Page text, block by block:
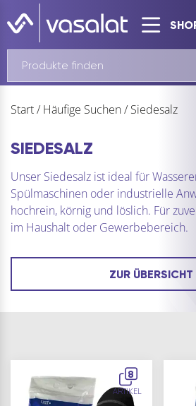
Start/ Häufige Suchen/ Siedesalz
SIEDESALZ
Unser Siedesalz ist ideal für
Spülmaschinen oder industrielle
hochrein, körnig und löslich. Für
im Haushalt oder Gewerbebereich.
ZUR ÜBERSICHT
8
ARTIKEL